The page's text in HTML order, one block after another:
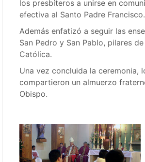
los presbíteros a unirse en
efectiva al Santo Padre Francisco.
Además enfatizó a seguir las
San Pedro y San Pablo, pilares
Católica.
Una vez concluida la ceremonia,
compartieron un almuerzo
Obispo.